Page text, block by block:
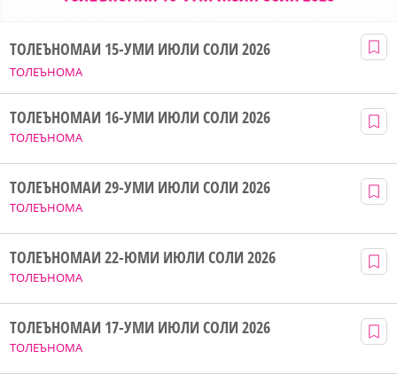
ТОЛЕЪНОМА
ТОЛЕЪНОМАИ 15-УМИ ИЮЛИ СОЛИ 2026
ТОЛЕЪНОМА
ТОЛЕЪНОМАИ 16-УМИ ИЮЛИ СОЛИ 2026
ТОЛЕЪНОМА
ТОЛЕЪНОМАИ 29-УМИ ИЮЛИ СОЛИ 2026
ТОЛЕЪНОМА
ТОЛЕЪНОМАИ 22-ЮМИ ИЮЛИ СОЛИ 2026
ТОЛЕЪНОМА
ТОЛЕЪНОМАИ 17-УМИ ИЮЛИ СОЛИ 2026